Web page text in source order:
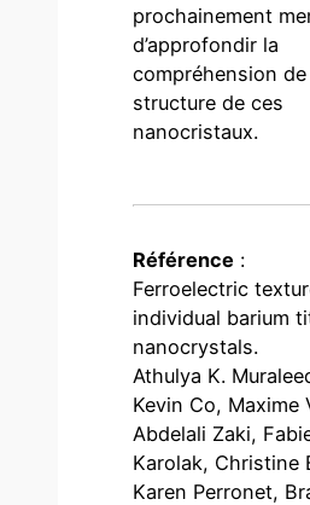
prochainement
d’approfondir la
compréhension de
structure de ces
nanocristaux.
Référence :
Ferroelectric
individual barium
nanocrystals.
Athulya K.
Kevin Co, Maxime
Abdelali Zaki,
Karolak, Christine
Karen Perronet,